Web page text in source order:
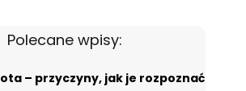
Polecane wpisy:
– przyczyny, jak je rozpoznać